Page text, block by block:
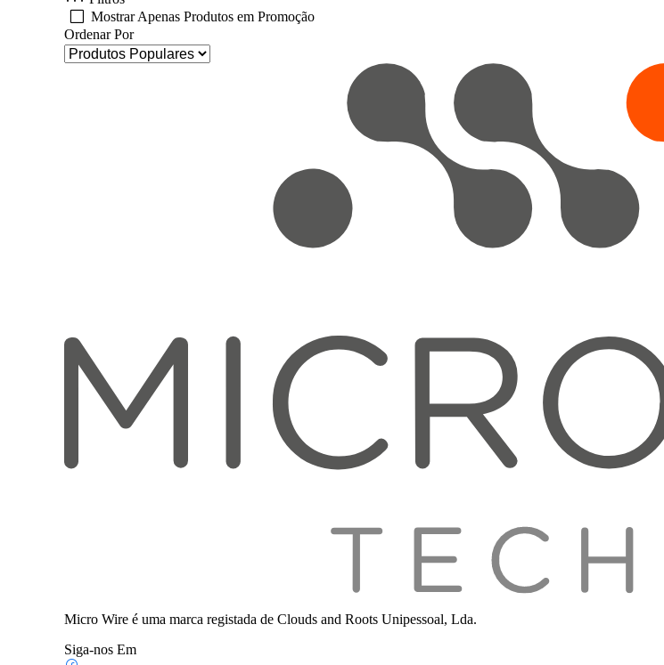
Mostrar Apenas Produtos em Promoção
Ordenar Por
Micro Wire é uma marca registada de Clouds and Roots Unipessoal, Lda.
Siga-nos Em